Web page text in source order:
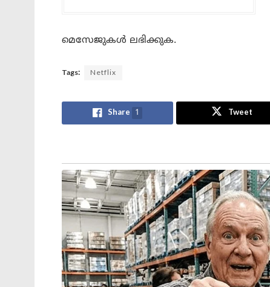
മെസേജുകൾ ലഭിക്കുക.
Tags: Netflix
Share 1 Tweet